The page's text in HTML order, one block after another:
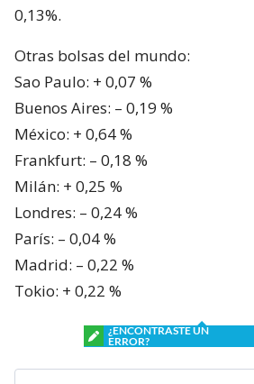
0,13%.
Otras bolsas del mundo:
Sao Paulo: + 0,07 %
Buenos Aires: – 0,19 %
México: + 0,64 %
Frankfurt: – 0,18 %
Milán: + 0,25 %
Londres: – 0,24 %
París: – 0,04 %
Madrid: – 0,22 %
Tokio: + 0,22 %
¿ENCONTRASTE UN
ERROR?